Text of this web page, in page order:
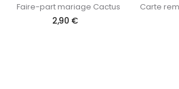
Faire-part mariage Cactus
2,90 €
Carte